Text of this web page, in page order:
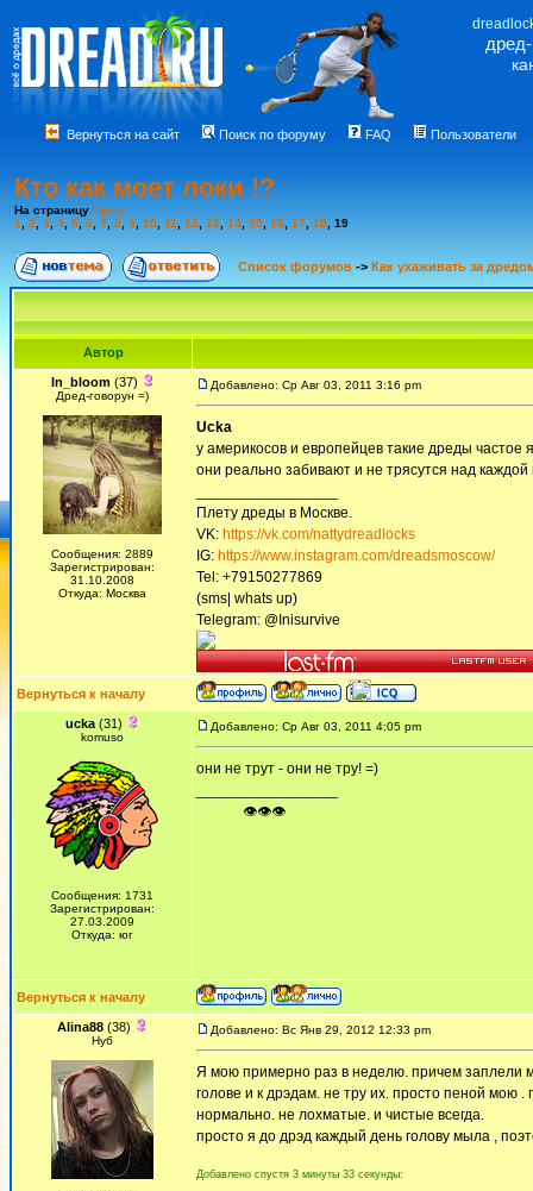
Вернуться на сайт Поиск по форуму FAQ Пользователи
Кто как моет локи !?
На страницу Пред.
1
2 3 4 5 6 7 8 9 10 11 12 13 14 15 16 17 18 19
Список форумов -> Как ухаживать за
Автор
In_bloom(37)
Дред-говорун =)
Сообщения: 2889
Зарегистрирован:
31.10.2008
Откуда: Москва
Добавлено: Ср Авг 03, 2011 3:16 pm
Ucka
у америкосов и европейцев такие дреды частое
они реально забивают и не трясутся над
Плету дреды в Москве.
VK: https://vk.com/nattydreadlocks
IG: https://www.instagram.com/dreadsmoscow/
Tel: +79150277869
(sms| whats up)
Telegram: @Inisurvive
Вернуться к началу
ucka (31)
komuso
Сообщения: 1731
Зарегистрирован:
27.03.2009
Откуда: юг
Добавлено: Ср Авг 03, 2011 4:05 pm
они не трут - они не тру! =)
ᅠ ᅠ ᅠ👁👁👁
Вернуться к началу
Alina88 (38)
Нуб
Добавлено: Вс Янв 29, 2012 12:33 pm
Я мою примерно раз в неделю. причем заплели
голове и к дрэдам. не тру их. просто пеной мою
нормально. не лохматые. и чистые всегда.
просто я до дрэд каждый день голову мыла ,
Добавлено спустя 3 минуты 33 секунды: